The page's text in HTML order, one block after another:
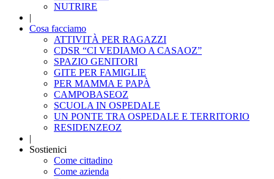
NUTRIRE
|
Cosa facciamo
ATTIVITÀ PER RAGAZZI
CDSR “CI VEDIAMO A CASAOZ”
SPAZIO GENITORI
GITE PER FAMIGLIE
PER MAMMA E PAPÀ
CAMPOBASEOZ
SCUOLA IN OSPEDALE
UN PONTE TRA OSPEDALE E TERRITORIO
RESIDENZEOZ
|
Sostienici
Come cittadino
Come azienda